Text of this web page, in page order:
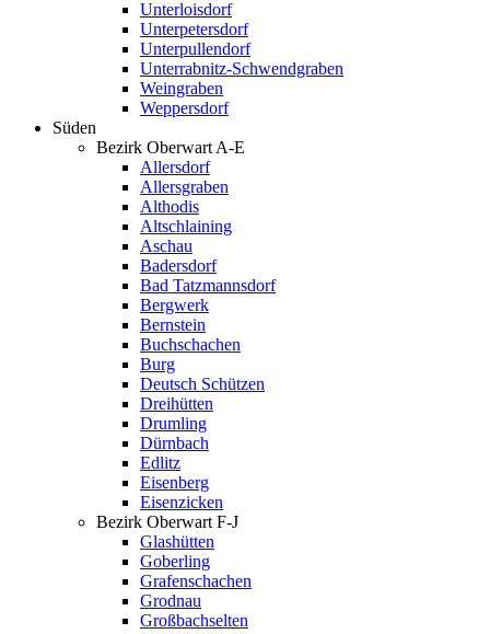
Unterloisdorf
Unterpetersdorf
Unterpullendorf
Unterrabnitz-Schwendgraben
Weingraben
Weppersdorf
Süden
Bezirk Oberwart A-E
Allersdorf
Allersgraben
Althodis
Altschlaining
Aschau
Badersdorf
Bad Tatzmannsdorf
Bergwerk
Bernstein
Buchschachen
Burg
Deutsch Schützen
Dreihütten
Drumling
Dürnbach
Edlitz
Eisenberg
Eisenzicken
Bezirk Oberwart F-J
Glashütten
Goberling
Grafenschachen
Grodnau
Großbachselten